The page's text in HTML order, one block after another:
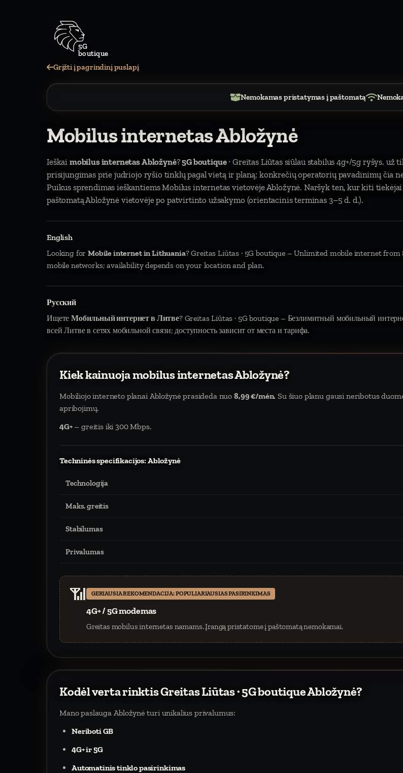
5G
boutique
Grįžti į pagrindinį puslapį
Nemokamas pristatymas į paštomatą
Mobilus internetas Abložynė
Ieškai mobilus internetas Abložynė?5G boutique· Greitas Liūtas siūlau stabilus 4g+/5g ryšys. už
prisijungimas prie judriojo ryšio tinklų pagal vietą ir planą; konkrečių operatorių pavadinimų čia
Puikus sprendimas ieškantiems Mobilus internetas vietovėje Abložynė. Naršyk ten, kur kiti
paštomatą Abložynė vietovėje po patvirtinto užsakymo (orientacinis terminas 3–5 d. d.).
English
Looking forMobile internet in Lithuania? Greitas Liūtas · 5G boutique – Unlimited mobile internet
mobile networks; availability depends on your location and plan.
Русский
ИщетеМобильный интернет в Литве? Greitas Liūtas · 5G boutique – Безлимитный мобильный
всей Литве в сетях мобильной связи; доступность зависит от места и тарифа.
Kiek kainuoja mobilus internetas Abložynė?
Mobiliojo interneto planai Abložynė prasideda nuo 8,99 €/mėn. Su šiuo planu gausi neribotus
apribojimų.
4G+– greitis iki 300 Mbps.
Techninės specifikacijos: Abložynė
Technologija
Maks. greitis
Stabilumas
Privalumas
📶 GERIAUSIA REKOMENDACIJA: POPULIARIAUSIAS PASIRINKIMAS
4G+ / 5G modemas
Greitas mobilus internetas namams. Įrangą pristatome į paštomatą nemokamai.
Kodėl verta rinktis Greitas Liūtas · 5G boutique Abložynė?
Mano paslauga Abložynė turi unikalius privalumus:
Neriboti GB
4G+ ir 5G
Automatinis tinklo pasirinkimas